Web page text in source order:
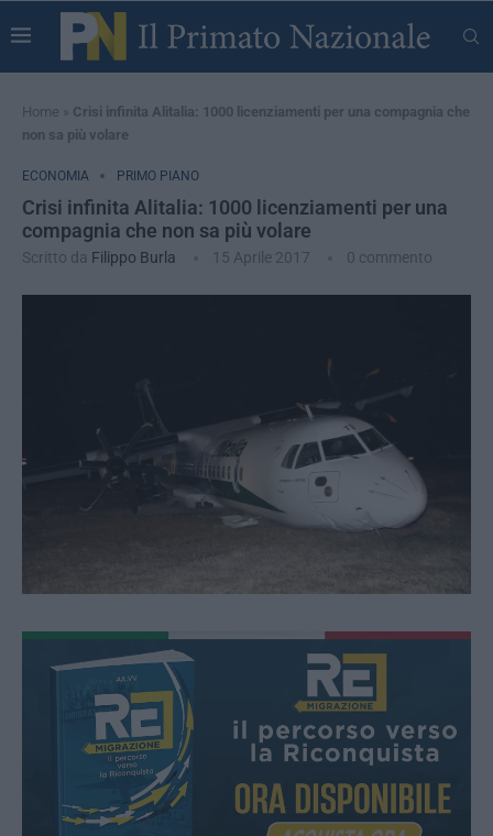
Home » Crisi infinita Alitalia: 1000 licenziamenti per una compagnia che
non sa più volare
ECONOMIA PRIMO PIANO
Crisi infinita Alitalia: 1000 licenziamenti per una
compagnia che non sa più volare
Scritto da Filippo Burla 15 Aprile 2017 0 commento